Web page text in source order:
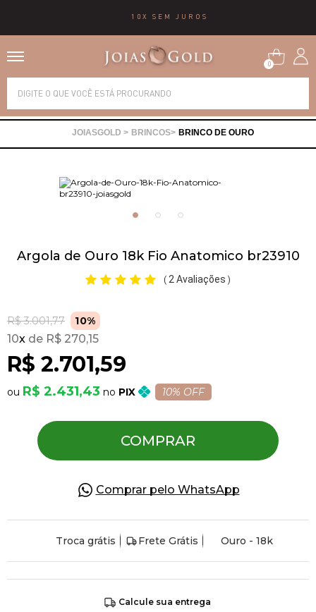
10X SEM JUROS
0
BRINCOS BRINCO DE OURO
Argola de Ouro 18k Fio Anatomico br23910
( 2 Avaliações )
R$ 3.001,77 10%
R$ 2.701,59
10x R$ 270,15
R$ 2.431,43 PIX 10% OFF
COMPRAR
Comprar pelo WhatsApp
Troca grátis Frete Grátis Ouro - 18k
Calcule sua entrega
Alianças
Brincos
Pingentes
Pulseiras
Piercing
Pedras Preciosas
Presente